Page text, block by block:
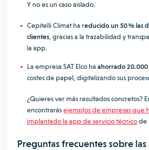
Y no es un caso aislado.
Cepitelli Climat ha reducido un 50 % las
clientes , gracias a la trazabilidad y
la app.
La empresa SAT Elco ha ahorrado 20.000
costes de papel, digitalizando sus
¿Quieres ver más resultados concretos?
encontrarásejemplos de empresas que
implantado la app de servicio técnicode
Preguntas frecuentes sobre